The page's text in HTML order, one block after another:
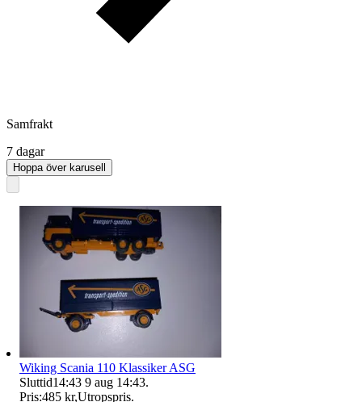
Samfrakt
7 dagar
Hoppa över karusell
Wiking Scania 110 Klassiker ASG
Sluttid14:43 9 aug 14:43.
Pris:485 kr,Utropspris.